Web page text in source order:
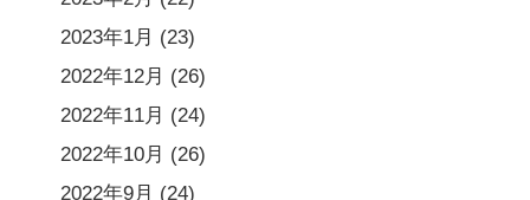
2023年1月 (23)
2022年12月 (26)
2022年11月 (24)
2022年10月 (26)
2022年9月 (24)